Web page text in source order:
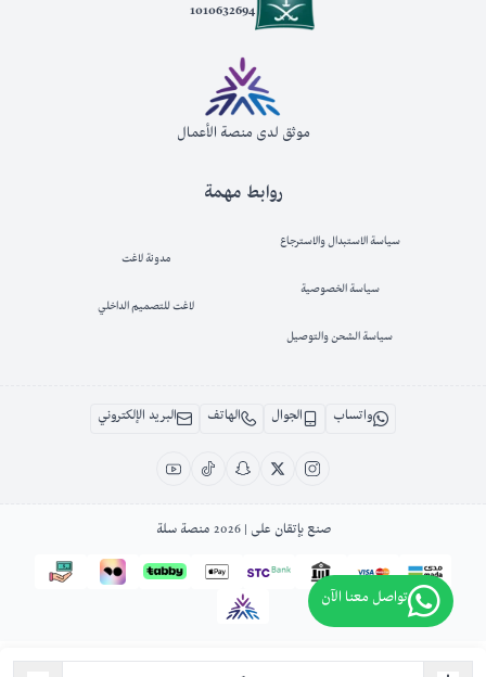
روابط مهمة
سياسة الاستبدال والاسترجاع
سياسة الخصوصية
سياسة الشحن والتوصيل
مدونة لاغت
لاغت للتصميم الداخلي
1010632694
موثق لدى منصة الأعمال
واتساب الجوال الهاتف البريد الإلكتروني
صنع بإتقان على | 2026 منصة سلة
تواصل معنا الآن